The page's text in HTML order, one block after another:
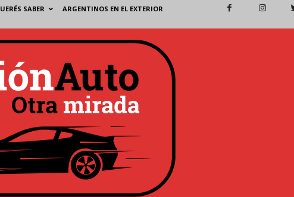
SABER ARGENTINOS EN EL EXTERIOR